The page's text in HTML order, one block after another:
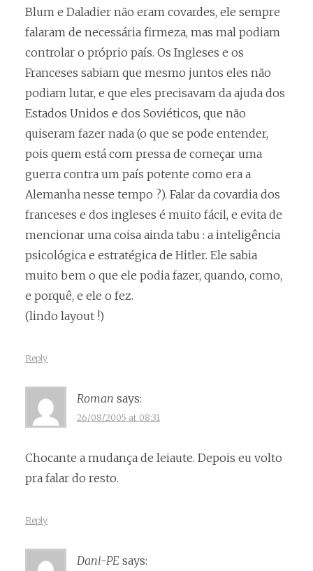
Blum e Daladier não eram covardes, ele sempre
falaram de necessária firmeza, mas mal podiam
controlar o próprio país. Os Ingleses e os
Franceses sabiam que mesmo juntos eles não
podiam lutar, e que eles precisavam da ajuda dos
Estados Unidos e dos Soviéticos, que não
quiseram fazer nada (o que se pode entender,
pois quem está com pressa de começar uma
guerra contra um país potente como era a
Alemanha nesse tempo ?). Falar da covardia dos
franceses e dos ingleses é muito fácil, e evita de
mencionar uma coisa ainda tabu : a inteligência
psicológica e estratégica de Hitler. Ele sabia
muito bem o que ele podia fazer, quando, como,
e porquê, e ele o fez.
(lindo layout !)
Reply
Roman says:
26/08/2005 at 08:31
Chocante a mudança de leiaute. Depois eu volto
pra falar do resto.
Reply
Dani-PE says: